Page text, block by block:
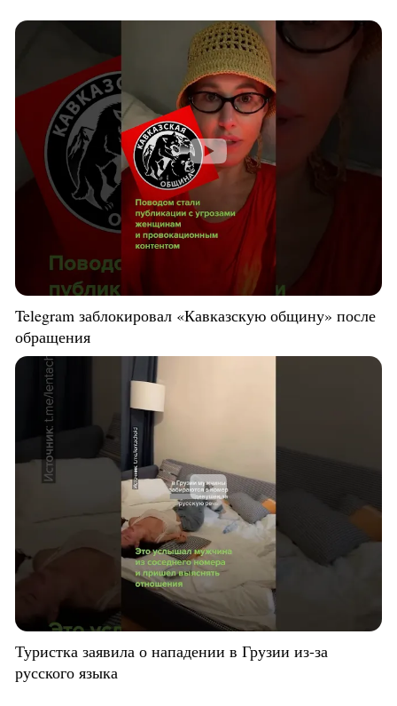
Telegram заблокировал «Кавказскую общину» после
обращения
Туристка заявила о нападении в Грузии из-за
русского языка